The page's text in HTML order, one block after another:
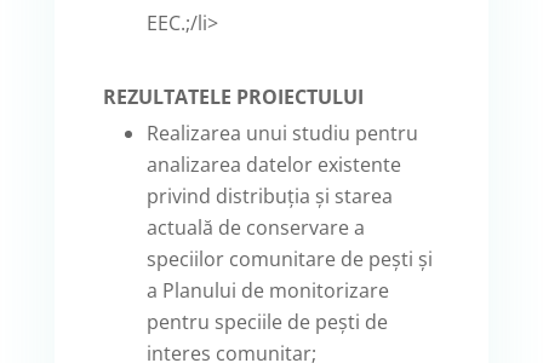
EEC.;/li>
REZULTATELE PROIECTULUI
Realizarea unui studiu pentru
analizarea datelor existente
privind distribuția și starea
actuală de conservare a
speciilor comunitare de pești și
a Planului de monitorizare
pentru speciile de pești de
interes comunitar;